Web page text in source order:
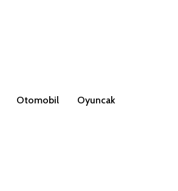
Otomobil Oyuncak